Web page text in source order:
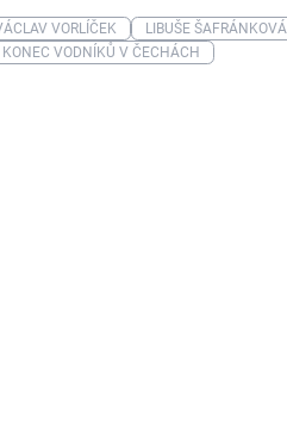
VORLÍČEK LIBUŠE ŠAFRÁNKOVÁ
VODNÍKŮ V ČECHÁCH